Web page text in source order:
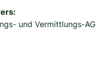
und Vermittlungs-AG